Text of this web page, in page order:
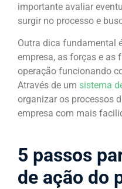
importante avaliar
surgir no processo e
Outra dica fundamental
empresa, as forças e as
operação funcionando
Através de um sistema
organizar os processos
empresa com mais
5 passos
de ação do